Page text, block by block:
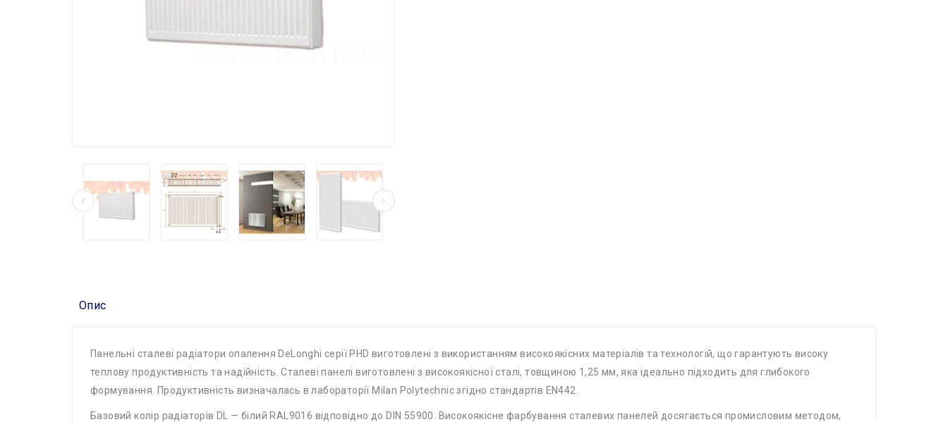
Опис
Панельні сталеві радіатори опалення DeLonghi серії PHD виготовлені з використанням високоякісних матеріалів та технологій, що гарантують високу
теплову продуктивність та надійність. Сталеві панелі виготовлені з високоякісної сталі, товщиною 1,25 мм, яка ідеально підходить для глибокого
формування. Продуктивність визначалась в лабораторії Milan Polytechnic згідно стандартів EN442.
Базовий колір радіаторів DL — білий RAL9016 відповідно до DIN 55900. Високоякісне фарбування сталевих панелей досягається промисловим методом,